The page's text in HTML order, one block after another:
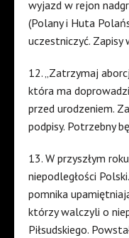
wyjazd w rejon
(Polany i Huta
uczestniczyć. Zapisy
12. „Zatrzymaj
która ma
przed urodzeniem.
podpisy. Potrzebny
13. W przyszłym
niepodległości
pomnika
którzy walczyli o
Piłsudskiego.